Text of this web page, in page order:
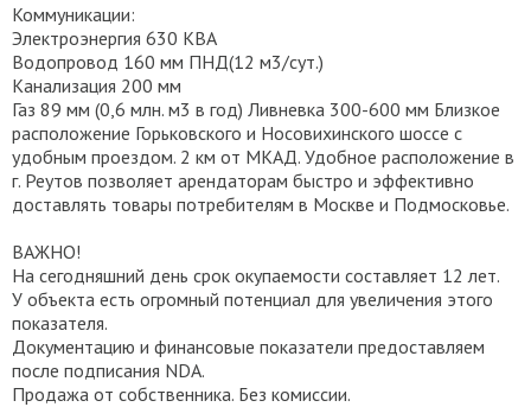
Коммуникации:
Электроэнергия 630 КВА
Водопровод 160 мм ПНД(12 м3/сут.)
Канализация 200 мм
Газ 89 мм (0,6 млн. м3 в год) Ливневка 300-600 мм Близкое
расположение Горьковского и Носовихинского шоссе с
удобным проездом. 2 км от МКАД. Удобное расположение в
г. Реутов позволяет арендаторам быстро и эффективно
доставлять товары потребителям в Москве и Подмосковье.
ВАЖНО!
На сегодняшний день срок окупаемости составляет 12 лет.
У объекта есть огромный потенциал для увеличения этого
показателя.
Документацию и финансовые показатели предоставляем
после подписания NDA.
Продажа от собственника. Без комиссии.